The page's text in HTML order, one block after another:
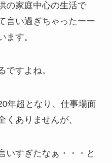
の家庭中心の生活で
言い過ぎちゃったーー
ます。
ですよね。
年超となり、仕事場面
くありませんが、
いすぎたなぁ・・・と